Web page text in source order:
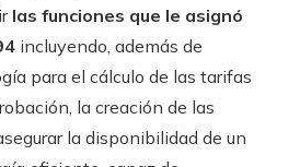
las funciones que le asignó
incluyendo, además de
para el cálculo de las tarifas
la creación de las
la disponibilidad de un